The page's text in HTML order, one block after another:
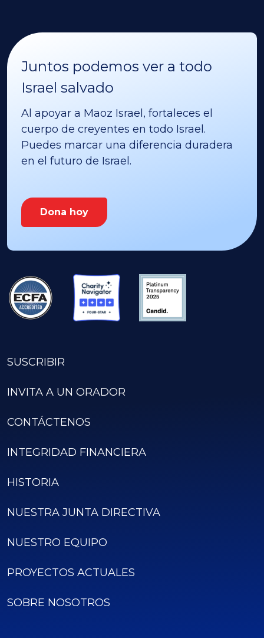
Juntos podemos ver a todo
Israel salvado
Al apoyar a Maoz Israel, fortaleces el
cuerpo de creyentes en todo Israel.
Puedes marcar una diferencia duradera
en el futuro de Israel.
Dona hoy
SUSCRIBIR
INVITA A UN ORADOR
CONTÁCTENOS
INTEGRIDAD FINANCIERA
HISTORIA
NUESTRA JUNTA DIRECTIVA
NUESTRO EQUIPO
PROYECTOS ACTUALES
SOBRE NOSOTROS